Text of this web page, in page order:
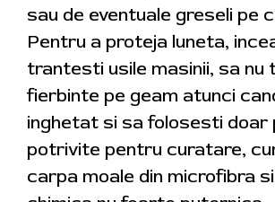
sau de eventuale greseli pe
Pentru a proteja luneta,
trantesti usile masinii, sa nu
fierbinte pe geam atunci
inghetat si sa folosesti doar
potrivite pentru curatare,
carpa moale din microfibra